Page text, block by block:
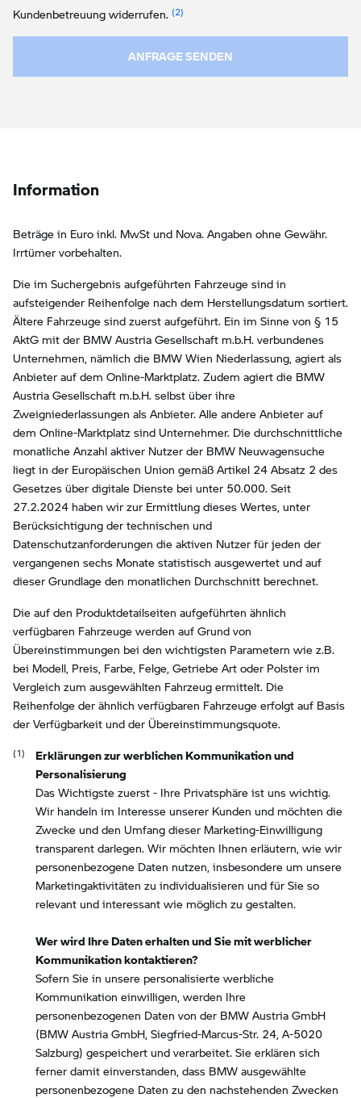
Kundenbetreuung widerrufen. Link zur Fußnote: Widerruf der
ANFRAGE SENDEN
Information
Beträge in Euro inkl. MwSt und Nova. Angaben ohne Gewähr.
Irrtümer vorbehalten.
Die im Suchergebnis aufgeführten Fahrzeuge sind in
aufsteigender Reihenfolge nach dem Herstellungsdatum sortiert.
Ältere Fahrzeuge sind zuerst aufgeführt. Ein im Sinne von § 15
AktG mit der BMW Austria Gesellschaft m.b.H. verbundenes
Unternehmen, nämlich die BMW Wien Niederlassung, agiert als
Anbieter auf dem Online-Marktplatz. Zudem agiert die BMW
Austria Gesellschaft m.b.H. selbst über ihre
Zweigniederlassungen als Anbieter. Alle andere Anbieter auf
dem Online-Marktplatz sind Unternehmer. Die durchschnittliche
monatliche Anzahl aktiver Nutzer der BMW Neuwagensuche
liegt in der Europäischen Union gemäß Artikel 24 Absatz 2 des
Gesetzes über digitale Dienste bei unter 50.000. Seit
27.2.2024 haben wir zur Ermittlung dieses Wertes, unter
Berücksichtigung der technischen und
Datenschutzanforderungen die aktiven Nutzer für jeden der
vergangenen sechs Monate statistisch ausgewertet und auf
dieser Grundlage den monatlichen Durchschnitt berechnet.
Die auf den Produktdetailseiten aufgeführten ähnlich
verfügbaren Fahrzeuge werden auf Grund von
Übereinstimmungen bei den wichtigsten Parametern wie z.B.
bei Modell, Preis, Farbe, Felge, Getriebe Art oder Polster im
Vergleich zum ausgewählten Fahrzeug ermittelt. Die
Reihenfolge der ähnlich verfügbaren Fahrzeuge erfolgt auf Basis
der Verfügbarkeit und der Übereinstimmungsquote.
Erklärungen zur werblichen Kommunikation und
Personalisierung
Das Wichtigste zuerst - Ihre Privatsphäre ist uns wichtig.
Wir handeln im Interesse unserer Kunden und möchten die
Zwecke und den Umfang dieser Marketing-Einwilligung
transparent darlegen. Wir möchten Ihnen erläutern, wie wir
personenbezogene Daten nutzen, insbesondere um unsere
Marketingaktivitäten zu individualisieren und für Sie so
relevant und interessant wie möglich zu gestalten.
Wer wird Ihre Daten erhalten und Sie mit werblicher
Kommunikation kontaktieren?
Sofern Sie in unsere personalisierte werbliche
Kommunikation einwilligen, werden Ihre
personenbezogenen Daten von der BMW Austria GmbH
(BMW Austria GmbH, Siegfried-Marcus-Str. 24, A-5020
Salzburg) gespeichert und verarbeitet. Sie erklären sich
ferner damit einverstanden, dass BMW ausgewählte
personenbezogene Daten zu den nachstehenden Zwecken